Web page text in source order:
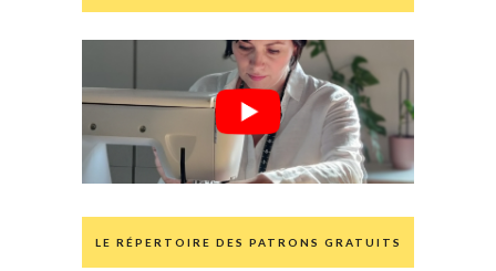
LE RÉPERTOIRE DES PATRONS GRATUITS